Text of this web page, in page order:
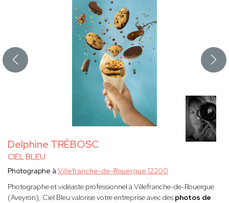
Delphine TRÉBOSC
CIEL BLEU
Photographe à Villefranche-de-Rouergue 12200
Photographe et vidéaste professionnel à Villefranche-de-Rouergue
(Aveyron), Ciel Bleu valorise votre entreprise avec des photos de